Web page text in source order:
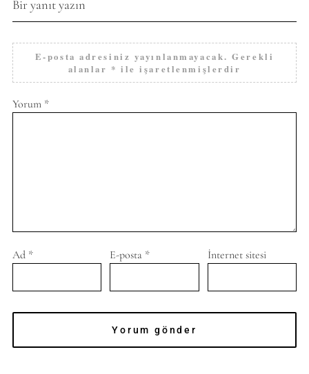
Bir yanıt yazın
E-posta adresiniz yayınlanmayacak. Gerekli
alanlar * ile işaretlenmişlerdir
Yorum *
Ad * E-posta * İnternet sitesi